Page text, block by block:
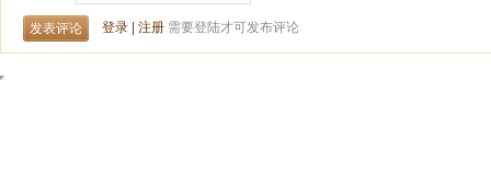
登录 注册 需要登陆才可发布评论